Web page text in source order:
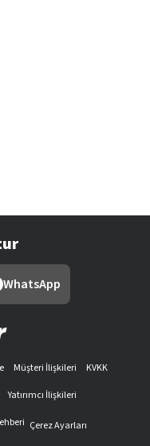
WhatsApp
Müşteri İlişkileri
KVKK
Yatırımcı İlişkileri
Çerez Ayarları